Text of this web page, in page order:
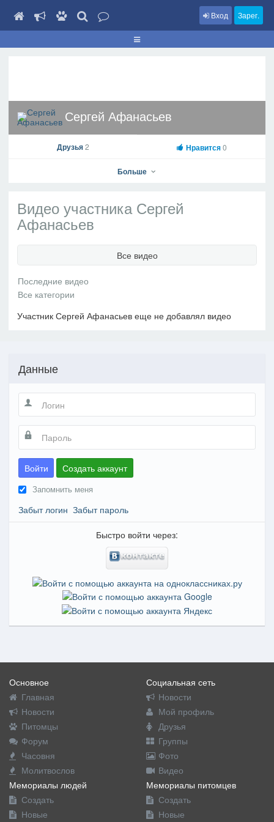
Вход Зарег.
Сергей Афанасьев
Друзья2 Нравится0
Больше
Видео участника Сергей
Афанасьев
Все видео
Участник Сергей Афанасьев еще не добавлял видео
Данные
Войти Создать аккаунт
Запомнить меня
Забыт логин Забыт пароль
Быстро войти через:
Основное
Главная
Новости
Питомцы
Форум
Часовня
Молитвослов
Социальная сеть
Новости
Мой профиль
Друзья
Группы
Фото
Видео
Мемориалы людей
Создать
Новые
Мемориалы питомцев
Создать
Новые